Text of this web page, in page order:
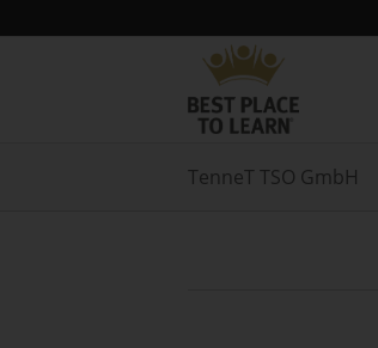
TenneT TSO GmbH